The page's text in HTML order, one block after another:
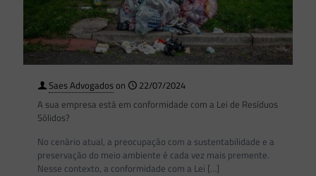
Saes Advogadoson
22/07/2024
A sua empresa está em conformidade com a Lei de Resíduos
Sólidos?
No cenário atual, a preocupação com a sustentabilidade e a
preservação do meio ambiente é cada vez mais premente.
Nesse contexto, a conformidade com a Lei […]